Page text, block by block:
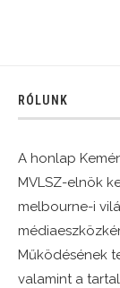
RÓLUNK
A honlap
MVLSZ-elnök
melbourne-i
Működésének
valamint a